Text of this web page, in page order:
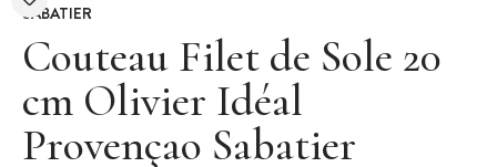
SABATIER
Couteau Filet de Sole 20
cm Olivier Idéal
Provençao Sabatier